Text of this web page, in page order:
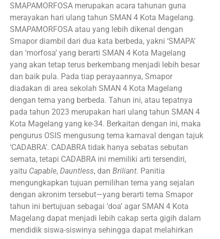
SMAPAMORFOSA merupakan acara tahunan guna
merayakan hari ulang tahun SMAN 4 Kota Magelang.
SMAPAMORFOSA atau yang lebih dikenal dengan
Smapor diambil dari dua kata berbeda, yakni ‘SMAPA’
dan ‘morfosa’ yang berarti SMAN 4 Kota Magelang
yang akan tetap terus berkembang menjadi lebih besar
dan baik pula. Pada tiap perayaannya, Smapor
diadakan di area sekolah SMAN 4 Kota Magelang
dengan tema yang berbeda. Tahun ini, atau tepatnya
pada tahun 2023 merupakan hari ulang tahun SMAN 4
Kota Magelang yang ke-34. Berkaitan dengan ini, maka
pengurus OSIS mengusung tema karnaval dengan tajuk
‘CADABRA’. CADABRA tidak hanya sebatas sebutan
semata, tetapi CADABRA ini memiliki arti tersendiri,
yaitu Capable, Dauntless, dan Briliant. Panitia
mengungkapkan tujuan pemilihan tema yang sejalan
dengan akronim tersebut—yang berarti tema Smapor
tahun ini bertujuan sebagai ‘doa’ agar SMAN 4 Kota
Magelang dapat menjadi lebih cakap serta gigih dalam
mendidik siswa-siswinya sehingga dapat melahirkan